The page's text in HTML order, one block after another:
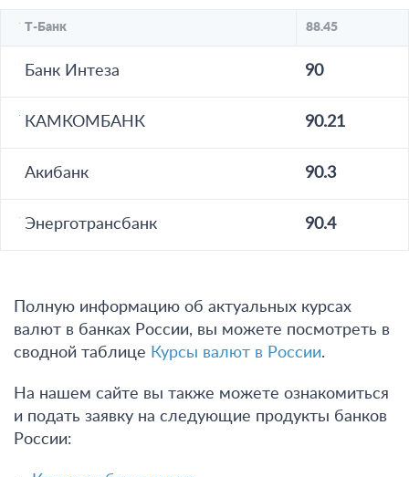
Т-Банк 88.45
Банк Интеза 90
КАМКОМБАНК 90.21
Акибанк 90.3
Энерготрансбанк 90.4
Полную информацию об актуальных курсах
валют в банках России, вы можете посмотреть в
сводной таблице Курсы валют в России.
На нашем сайте вы также можете ознакомиться
и подать заявку на следующие продукты банков
России: